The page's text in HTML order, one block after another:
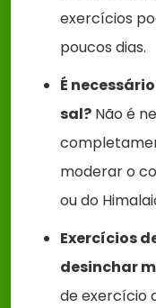
exercícios
poucos dias.
É
sal? Não é
moderar o
ou do
Exercícios
desinchar
de exercício